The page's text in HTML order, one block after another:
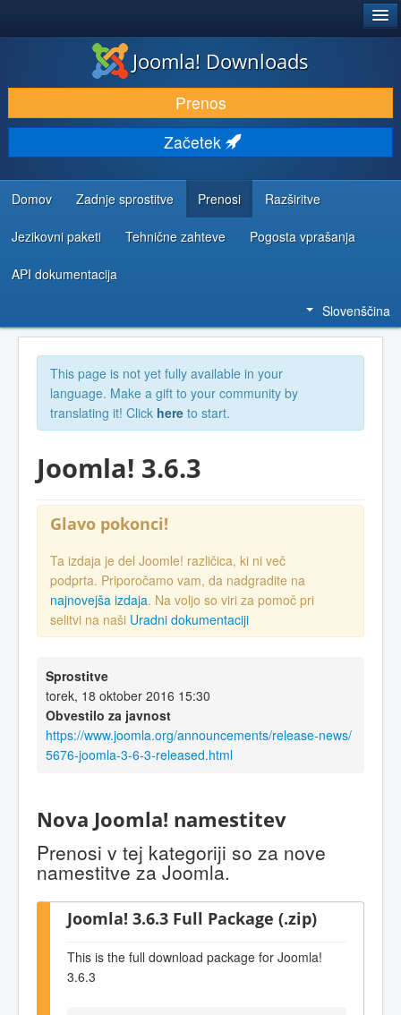
PRENESI IN RAZŠIRI
ODKRIJTE & IZVEJTE
SKUPNOST IN PODPORA
VIRI ZA RAZVIJALCE
Joomla! Downloads
Prenos
Začetek
Domov Zadnje sprostitve Prenosi Razširitve
Jezikovni paketi Tehnične zahteve Pogosta vprašanja
API dokumentacija
Slovenščina
This page is not yet fully available in your
language. Make a gift to your community by
translating it! Click here to start.
Joomla! 3.6.3
Glavo pokonci!
Ta izdaja je del Joomle! različica, ki ni več
podprta. Priporočamo vam, da nadgradite na
najnovejša izdaja. Na voljo so viri za pomoč pri
selitvi na naši Uradni dokumentaciji
Sprostitve
torek, 18 oktober 2016 15:30
Obvestilo za javnost
https://www.joomla.org/announcements/release-news/
5676-joomla-3-6-3-released.html
Nova Joomla! namestitev
Prenosi v tej kategoriji so za nove
namestitve za Joomla.
Joomla! 3.6.3 Full Package (.zip)
This is the full download package for Joomla!
3.6.3